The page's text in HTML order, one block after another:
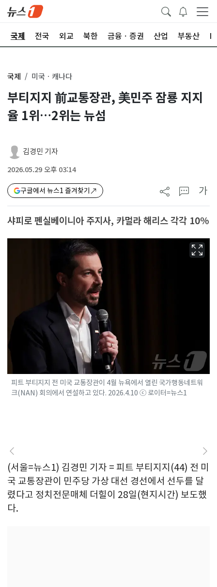
국제 전국 외교 북한 금융ㆍ증권 산업 부동산
국제 미국ㆍ캐나다
부티지지 前교통장관, 美민주 잠룡 지지
율 1위…2위는 뉴섬
김경민 기자
2026.05.29 오후 03:14
구글에서 뉴스1 즐겨찾기 가
샤피로 펜실베이니아 주지사, 카멀라 해리스 각각 10%
피트 부티지지 전 미국 교통장관이 4월 뉴욕에서 열린 국가행동네트워
크(NAN) 회의에서 연설하고 있다. 2026.4.10 ⓒ 로이터=뉴스1
(서울=뉴스1) 김경민 기자 = 피트 부티지지(44) 전 미
국 교통장관이 민주당 가상 대선 경선에서 선두를 달
렸다고 정치전문매체 더힐이 28일(현지시간) 보도했
다.